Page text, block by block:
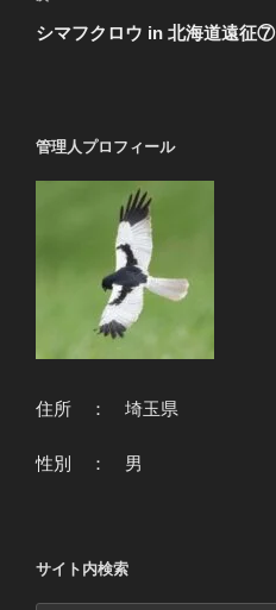
ー
の
シマフクロウ in 北海道遠征⑦
管理人プロフィール
住所 ： 埼玉県
性別 ： 男
サイト内検索